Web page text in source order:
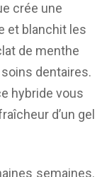
crée une
et blanchit les
de menthe
dentaires.
hybride vous
d’un gel
semaines.